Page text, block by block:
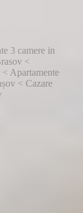
3 camere in
<
< Apartamente
< Cazare